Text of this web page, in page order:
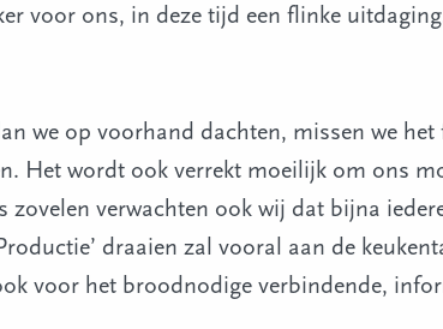
voor ons, in deze tijd een flinke
we op voorhand dachten, missen we het
Het wordt ook verrekt moeilijk om ons
zovelen verwachten ook wij dat bijna
draaien zal vooral aan de
voor het broodnodige verbindende,